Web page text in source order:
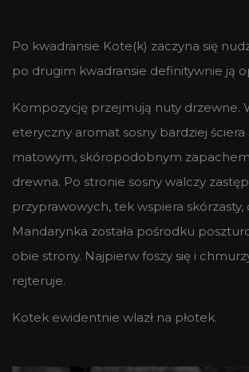
Po kwadransie Kote(k) zaczyna się
po drugim kwadransie definitywnie ją
Kompozycję przejmują nuty drzewne.
eteryczny aromat sosny bardziej ściera
matowym, skóropodobnym
drewna. Po stronie sosny walczy
przyprawowych, tek wspiera
Mandarynka została pośrodku
obie strony. Najpierw foszy się i
rejteruje.
Kotek ewidentnie wlazł na płotek.